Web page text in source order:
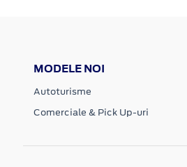
MODELE NOI
Autoturisme
Comerciale & Pick Up-uri